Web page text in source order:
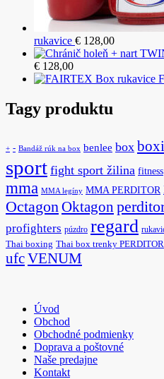
rukavice € 128,00
€ 128,00
Tagy produktu
+ - Bandáž rúk na box benlee box
sport fight sport žilina fitness
mma MMA legíny MMA PERDITOR
Octagon Oktagon
profighters púzdro regard
Thai boxing Thai box trenky PERDITOR
ufcVENUM
Úvod
Obchod
Obchodné podmienky
Doprava a poštovné
Naše predajne
Kontakt